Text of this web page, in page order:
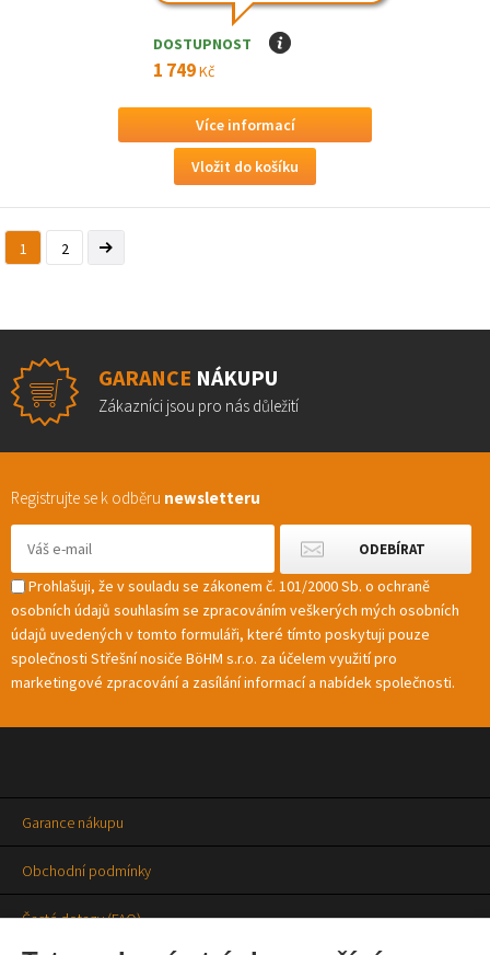
DOSTUPNOST I
1 749Kč
Více informací
1 2
GARANCE NÁKUPU
Zákazníci jsou pro nás důležití
Registrujte se k odběru newsletteru
Prohlašuji, že v souladu se zákonem č. 101/2000 Sb. o ochraně
osobních údajů souhlasím se zpracováním veškerých mých osobních
údajů uvedených v tomto formuláři, které tímto poskytuji pouze
společnosti Střešní nosiče BöHM s.r.o. za účelem využití pro
marketingové zpracování a zasílání informací a nabídek společnosti.
Garance nákupu
Obchodní podmínky
Časté dotazy (FAQ)